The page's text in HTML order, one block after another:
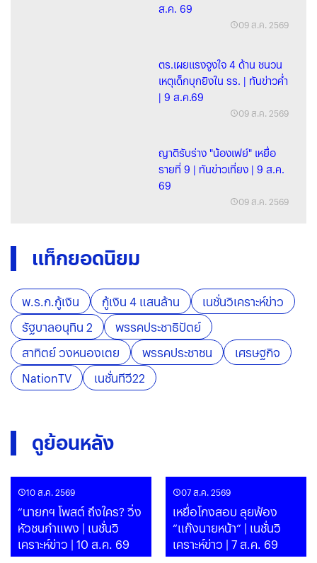
ส.ค. 69
09 ส.ค. 2569
ตร.เผยแรงจูงใจ 4 ด้าน ชนวน
เหตุเด็กบุกยิงใน รร. | ทันข่าวค่ำ
| 9 ส.ค.69
09 ส.ค. 2569
ญาติรับร่าง "น้องเฟย์" เหยื่อ
รายที่ 9 | ทันข่าวเที่ยง | 9 ส.ค.
69
09 ส.ค. 2569
แท็กยอดนิยม
พ.ร.ก.กู้เงิน กู้เงิน 4 แสนล้าน
เนชั่นวิเคราะห์ข่าว
รัฐบาลอนุทิน 2
พรรคประชาธิปัตย์
สาทิตย์ วงหนองเตย
พรรคประชาชน
เศรษฐกิจ
NationTV
เนชั่นทีวี22
ดูย้อนหลัง
10 ส.ค. 2569
“นายกฯ โพสต์ ถึงใคร? วิ่ง
หัวชนกำแพง | เนชั่นวิ
เคราะห์ข่าว | 10 ส.ค. 69
07 ส.ค. 2569
เหยื่อโกงสอบ ลุยฟ้อง
“แก๊งนายหน้า” | เนชั่นวิ
เคราะห์ข่าว | 7 ส.ค. 69